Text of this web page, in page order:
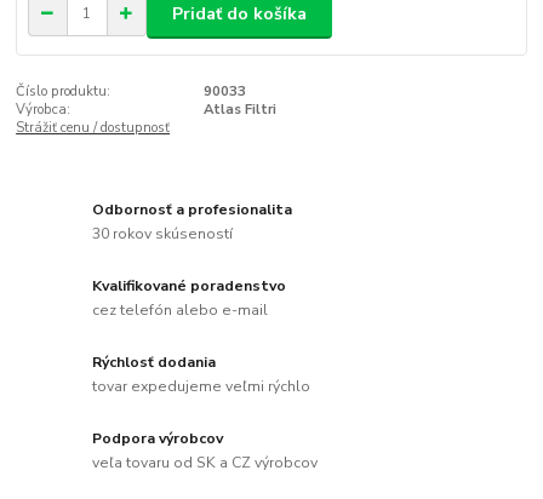
Pridať do košíka
Číslo produktu:
90033
Výrobca:
Atlas Filtri
Strážiť cenu / dostupnosť
Odbornosť a profesionalita
30 rokov skúseností
Kvalifikované poradenstvo
cez telefón alebo e-mail
Rýchlosť dodania
tovar expedujeme veľmi rýchlo
Podpora výrobcov
veľa tovaru od SK a CZ výrobcov